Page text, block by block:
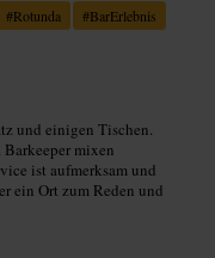
#Rotunda #BarErlebnis
und einigen Tischen.
mixen
ist aufmerksam und
ein Ort zum Reden und